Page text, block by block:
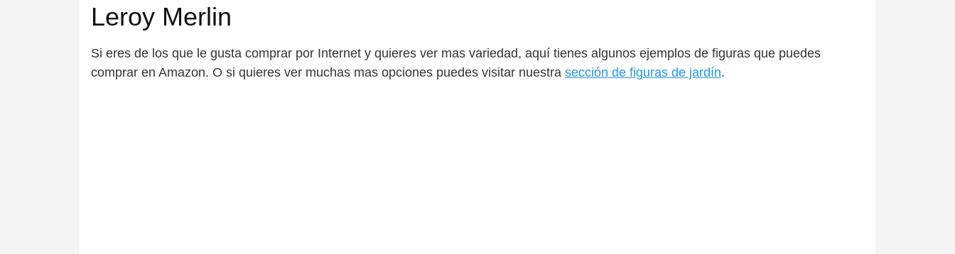
Leroy Merlin
Si eres de los que le gusta comprar por Internet y quieres ver mas variedad, aquí tienes algunos ejemplos de figuras que puedes
comprar en Amazon. O si quieres ver muchas mas opciones puedes visitar nuestra sección de figuras de jardín.